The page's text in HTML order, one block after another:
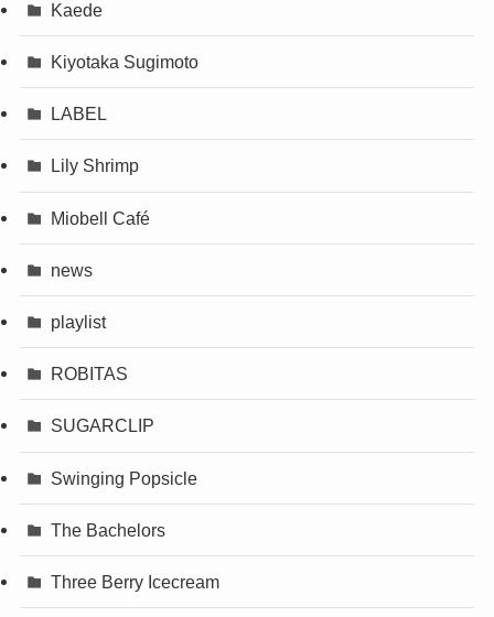
Kaede
Kiyotaka Sugimoto
LABEL
Lily Shrimp
Miobell Café
news
playlist
ROBITAS
SUGARCLIP
Swinging Popsicle
The Bachelors
Three Berry Icecream